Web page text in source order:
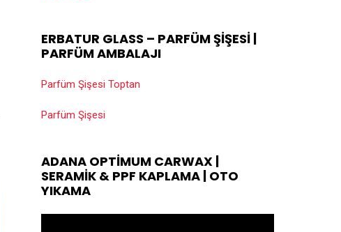
ERBATUR GLASS – PARFÜM ŞIŞESI |
PARFÜM AMBALAJI
Parfüm Şişesi Toptan
Parfüm Şişesi
ADANA OPTIMUM CARWAX |
SERAMIK & PPF KAPLAMA | OTO
YIKAMA